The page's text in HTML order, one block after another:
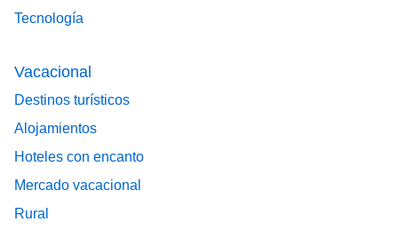
Tecnología
Vacacional
Destinos turísticos
Alojamientos
Hoteles con encanto
Mercado vacacional
Rural